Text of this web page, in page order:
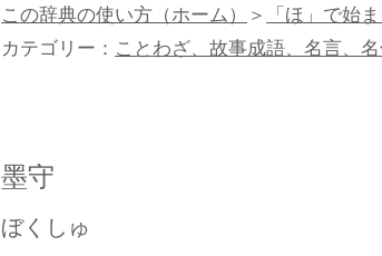
この辞典の使い方（ホーム）＞「ほ」で始
カテゴリー： ことわざ、故事成語、名言、
墨守
ぼくしゅ